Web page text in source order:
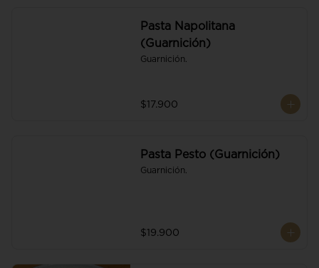
Pasta Napolitana
(Guarnición)
Guarnición.
$17.900
Pasta Pesto (Guarnición)
Guarnición.
$19.900